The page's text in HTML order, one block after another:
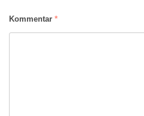
Kommentar *